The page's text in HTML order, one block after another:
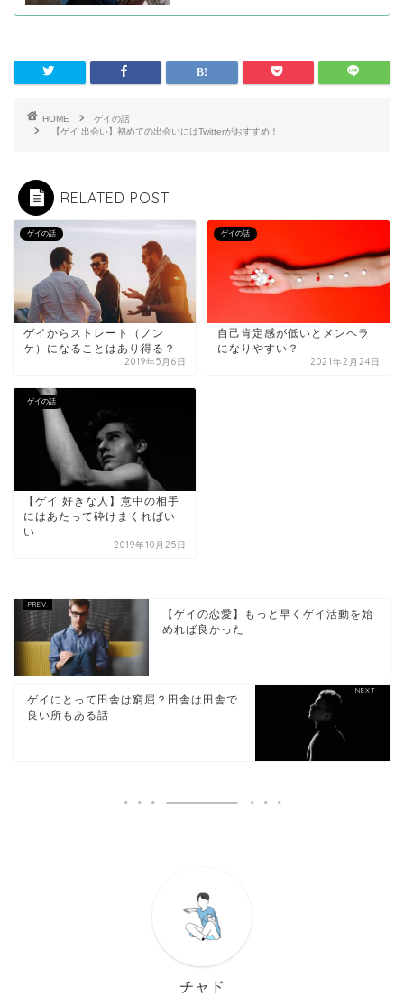
HOME
ゲイの話
【ゲイ 出会い】初めての出会いにはTwitterがおすすめ！
RELATED POST
ゲイの話
ゲイからストレート（ノン
ケ）になることはあり得る？
2019年5月6日
ゲイの話
自己肯定感が低いとメンヘラ
になりやすい？
2021年2月24日
ゲイの話
【ゲイ 好きな人】意中の相手
にはあたって砕けまくればい
い
2019年10月25日
【ゲイの恋愛】もっと早くゲイ活動を始
めれば良かった
ゲイにとって田舎は窮屈？田舎は田舎で
良い所もある話
チャド